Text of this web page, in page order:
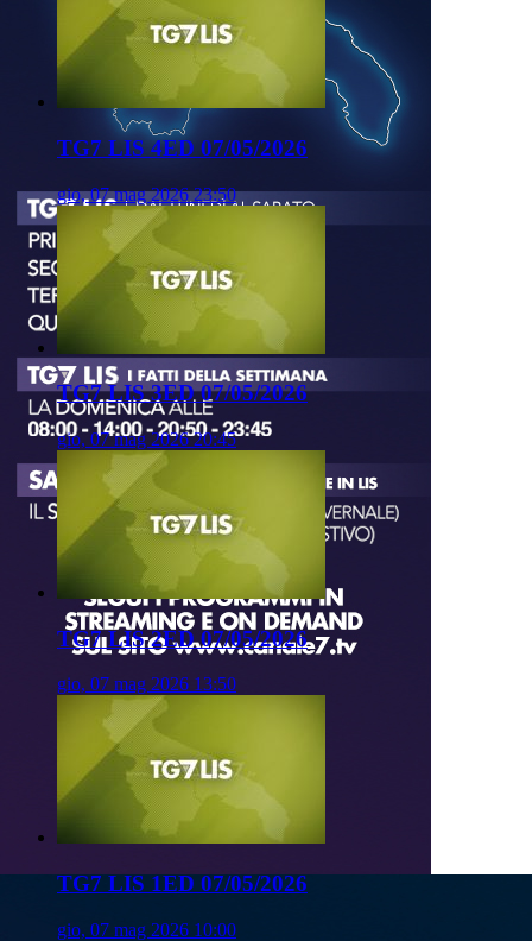
TG7 LIS 4ED 07/05/2026
gio, 07 mag 2026 23:50
TG7 LIS 3ED 07/05/2026
gio, 07 mag 2026 20:45
TG7 LIS 2ED 07/05/2026
gio, 07 mag 2026 13:50
TG7 LIS 1ED 07/05/2026
gio, 07 mag 2026 10:00